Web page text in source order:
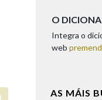
O
Integra o
web
AS MÁIS